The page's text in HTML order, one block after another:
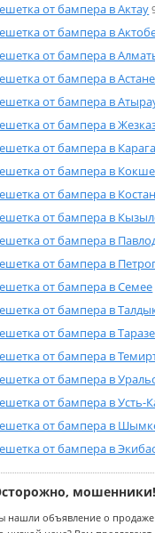
от бампера в Актау
от бампера в
от бампера в
от бампера в Астане
от бампера в
от бампера в
от бампера в
от бампера в
от бампера в
от бампера в
от бампера в
от бампера в
от бампера в Семее
от бампера в
от бампера в Таразе
от бампера в
от бампера в
от бампера в Усть-
от бампера в
от бампера в
мошенники!
нашли объявление о